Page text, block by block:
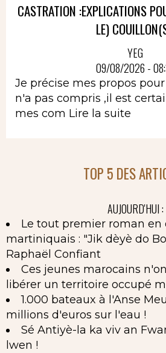
CASTRATION :EXPLICATIONS
LE)
YEG
09/08/2026 -
Je précise mes propos
n'a pas compris ,il est
mes com Lire la suite
TOP 5 DES
AUJOURD'HUI :
Le tout premier roman en
martiniquais : "Jik dèyè do
Raphaël Confiant
Ces jeunes marocains
libérer un territoire occupé
1.000 bateaux à l'Anse
millions d'euros sur l'eau !
Sé Antiyè-la ka viv an
lwen !